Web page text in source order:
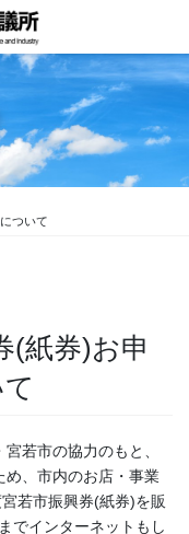
ついて
(紙券)お申
若市の協力のもと、
め、市内のお店・事業
若市振興券(紙券)を販
でインターネットもし